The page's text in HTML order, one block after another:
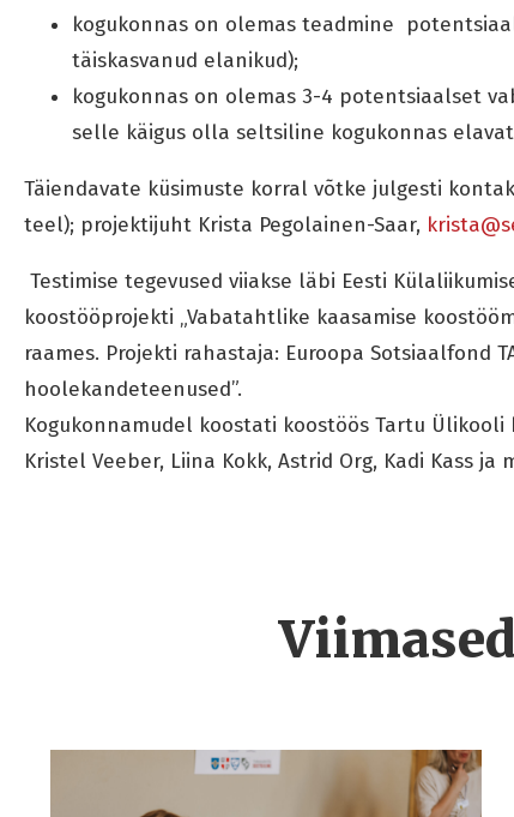
kogukonnas on olemas teadmine
täiskasvanud elanikud);
kogukonnas on olemas 3-4 potentsiaalset
selle käigus olla seltsiline kogukonnas
Täiendavate küsimuste korral võtke julgesti
teel); projektijuht Krista Pegolainen-Saar,
Testimise tegevused viiakse läbi Eesti
koostööprojekti „Vabatahtlike kaasamise
raames. Projekti rahastaja: Euroopa Sotsiaalfond
hoolekandeteenused”.
Kogukonnamudel koostati koostöös Tartu
Kristel Veeber, Liina Kokk, Astrid Org, Kadi Kass ja